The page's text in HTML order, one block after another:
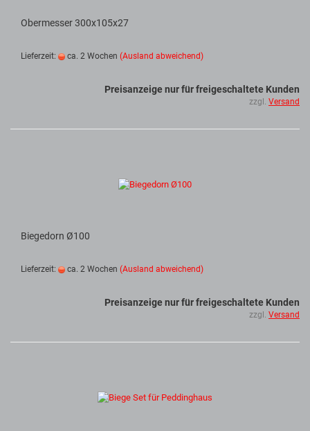
Obermesser 300x105x27
Lieferzeit: ca. 2 Wochen (Ausland abweichend)
Preisanzeige nur für freigeschaltete Kunden
zzgl. Versand
Biegedorn Ø100
Lieferzeit: ca. 2 Wochen (Ausland abweichend)
Preisanzeige nur für freigeschaltete Kunden
zzgl. Versand